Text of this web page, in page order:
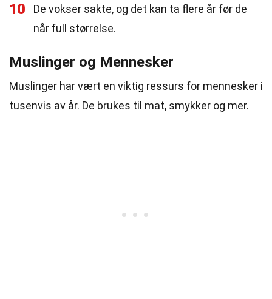
10
De vokser sakte, og det kan ta flere år før de
når full størrelse.
Muslinger og Mennesker
Muslinger har vært en viktig ressurs for mennesker i
tusenvis av år. De brukes til mat, smykker og mer.